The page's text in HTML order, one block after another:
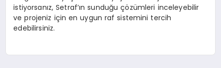
istiyorsanız, Setraf’ın sunduğu çözümleri inceleyebilir
ve projeniz için en uygun raf sistemini tercih
edebilirsiniz.